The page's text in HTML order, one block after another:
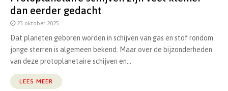
dan eerder gedacht
23 oktober 2025
Dat planeten geboren worden in schijven van gas en stof rondom
jonge sterren is algemeen bekend. Maar over de bijzonderheden
van deze protoplanetaire schijven en...
LEES MEER